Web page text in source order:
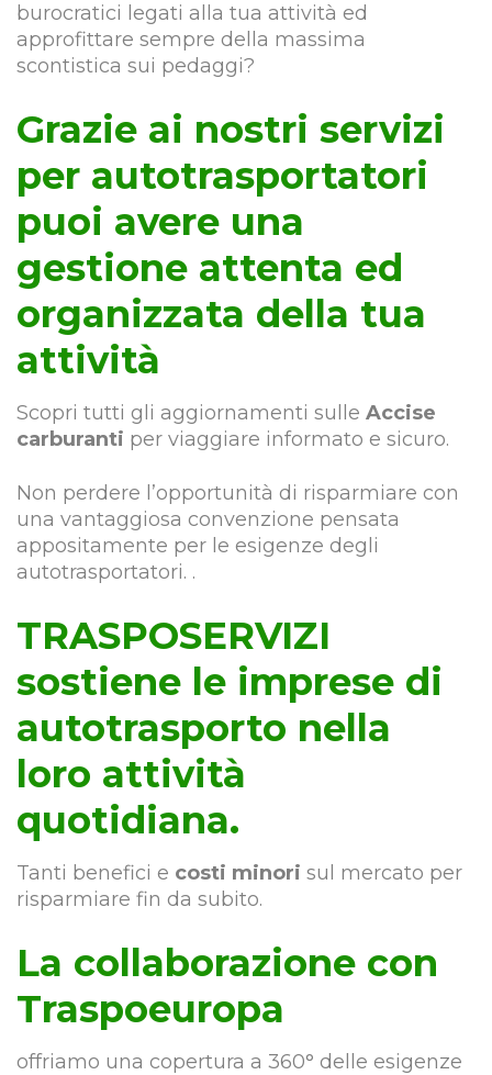
burocratici legati alla tua attività ed
approfittare sempre della massima
scontistica sui pedaggi?
Grazie ai nostri servizi
per autotrasportatori
puoi avere una
gestione attenta ed
organizzata della tua
attività
Scopri tutti gli aggiornamenti sulle Accise
carburanti per viaggiare informato e sicuro.
Non perdere l’opportunità di risparmiare con
una vantaggiosa convenzione pensata
appositamente per le esigenze degli
autotrasportatori. .
TRASPOSERVIZI
sostiene le imprese di
autotrasporto nella
loro attività
quotidiana.
Tanti benefici e costi minori sul mercato per
risparmiare fin da subito.
La collaborazione con
Traspoeuropa
offriamo una copertura a 360° delle esigenze